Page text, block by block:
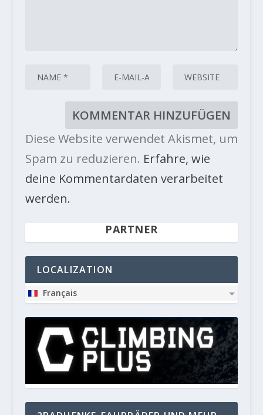
Diese Website verwendet Akismet, um
Spam zu reduzieren. Erfahre, wie
deine Kommentardaten verarbeitet
werden.
PARTNER
LOCALIZATION
Français